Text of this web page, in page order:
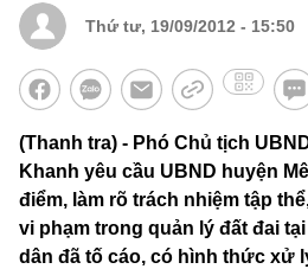
Thứ tư, 19/09/2012 - 15:50
(Thanh tra) - Phó Chủ tịch
Khanh yêu cầu UBND huyện
điểm, làm rõ trách nhiệm tập
vi phạm trong quản lý đất đai
dân đã tố cáo, có hình thức xử